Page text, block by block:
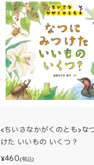
<ちいさなかがくのとも>な
けた いいもの いくつ？
¥460(税込)